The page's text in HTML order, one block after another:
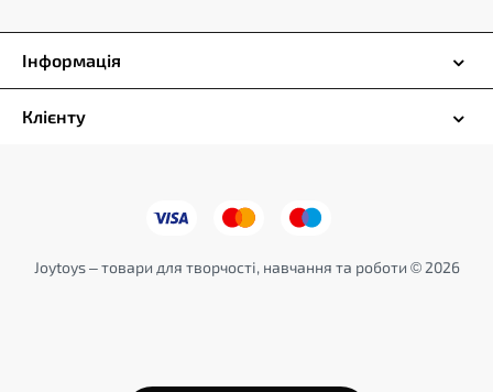
Інформація
Клієнту
Joytoys – товари для творчості, навчання та роботи © 2026